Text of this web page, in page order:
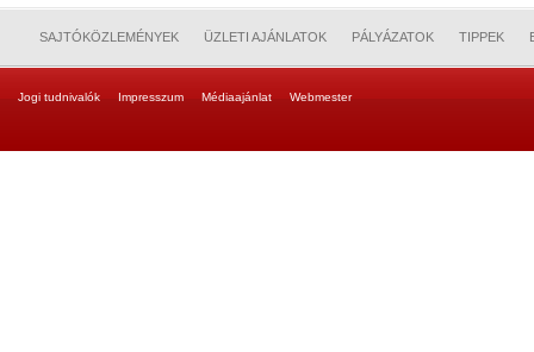
SAJTÓKÖZLEMÉNYEK ÜZLETI AJÁNLATOK PÁLYÁZATOK TIPPEK
Jogi tudnivalók Impresszum Médiaajánlat Webmester